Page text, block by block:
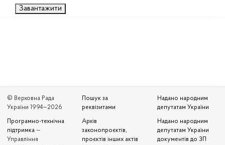
Завантажити
© Верховна Рада
України 1994—2026
Програмно-технічна
підтримка —
Управління
Пошук за
реквізитами
Архів
законопроєктів,
проєктів інших актів
Надано народним
депутатам України
Надано народним
депутатам України
документів до ЗП